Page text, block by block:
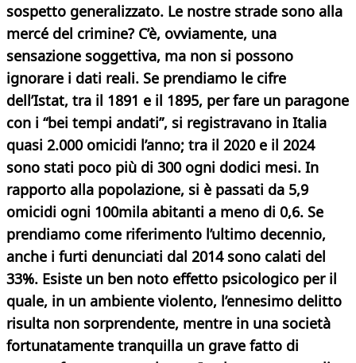
sospetto generalizzato. Le nostre strade sono alla
mercé del crimine? C’è, ovviamente, una
sensazione soggettiva, ma non si possono
ignorare i dati reali. Se prendiamo le cifre
dell’Istat, tra il 1891 e il 1895, per fare un paragone
con i “bei tempi andati”, si registravano in Italia
quasi 2.000 omicidi l’anno; tra il 2020 e il 2024
sono stati poco più di 300 ogni dodici mesi. In
rapporto alla popolazione, si è passati da 5,9
omicidi ogni 100mila abitanti a meno di 0,6. Se
prendiamo come riferimento l’ultimo decennio,
anche i furti denunciati dal 2014 sono calati del
33%. Esiste un ben noto effetto psicologico per il
quale, in un ambiente violento, l’ennesimo delitto
risulta non sorprendente, mentre in una società
fortunatamente tranquilla un grave fatto di